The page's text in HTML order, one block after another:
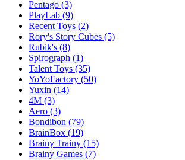
Pentago (3)
PlayLab (9)
Recent Toys (2)
Rory's Story Cubes (5)
Rubik's (8)
Spirograph (1)
Talent Toys (35)
YoYoFactory (50)
Yuxin (14)
4M (3)
Aero (3)
Bondibon (79)
BrainBox (19)
Brainy Trainy (15)
Brainy Games (7)